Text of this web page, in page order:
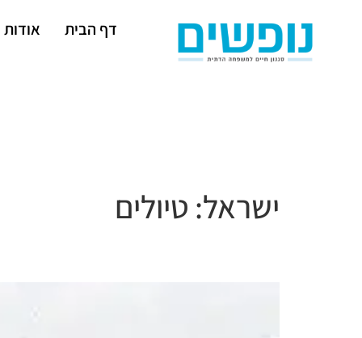
דף הבית אודות
ישראל: טיולים